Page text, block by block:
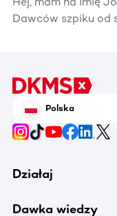
Dawców szpiku od
Polska
Działaj
Dawka wiedzy